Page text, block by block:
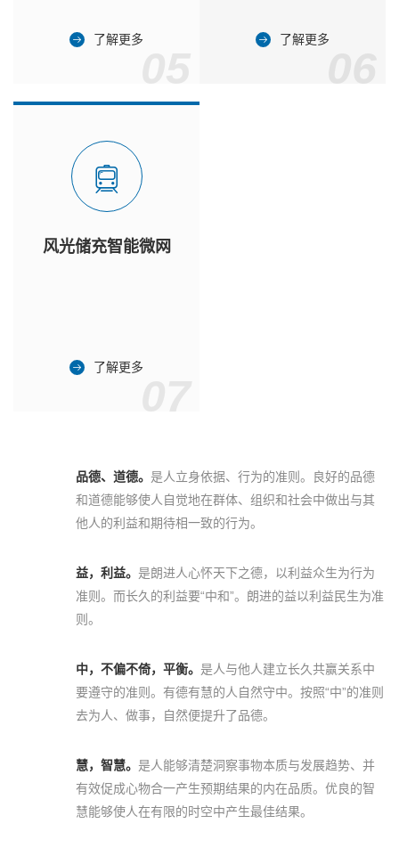
了解更多 了解更多
风光储充智能微网
了解更多
品德、道德。 是人立身依据、行为的准则。良好的品德
和道德能够使人自觉地在群体、组织和社会中做出与其
他人的利益和期待相一致的行为。
益，利益。 是朗进人心怀天下之德，以利益众生为行为
准则。而长久的利益要“中和”。朗进的益以利益民生为准
则。
中，不偏不倚，平衡。 是人与他人建立长久共赢关系中
要遵守的准则。有德有慧的人自然守中。按照“中”的准则
去为人、做事，自然便提升了品德。
慧，智慧。 是人能够清楚洞察事物本质与发展趋势、并
有效促成心物合一产生预期结果的内在品质。优良的智
慧能够使人在有限的时空中产生最佳结果。